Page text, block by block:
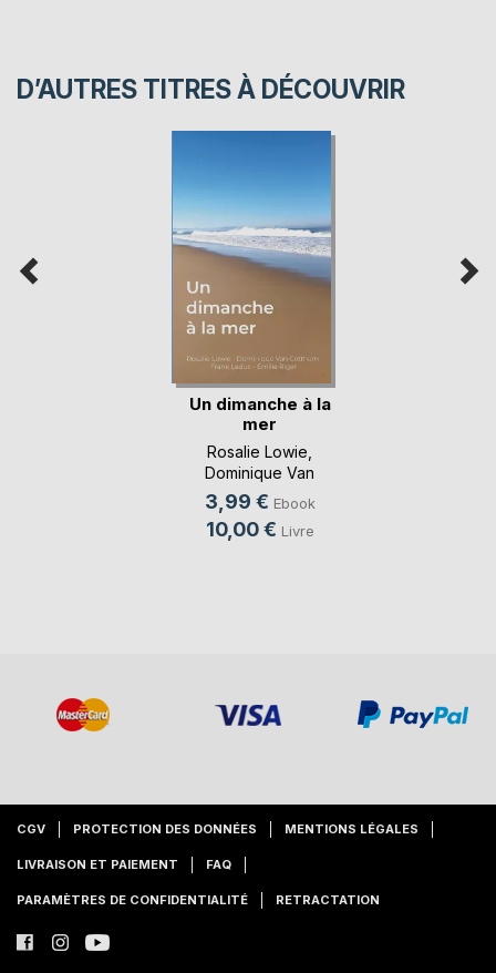
D’AUTRES TITRES À DÉCOUVRIR
Un dimanche à la
mer
Rosalie Lowie
Dominique Van
Cotthem
3,99 € Ebook
10,00 € Livre
CGV PROTECTION DES DONNÉES MENTIONS LÉGALES
LIVRAISON ET PAIEMENT FAQ
PARAMÈTRES DE CONFIDENTIALITÉ RETRACTATION